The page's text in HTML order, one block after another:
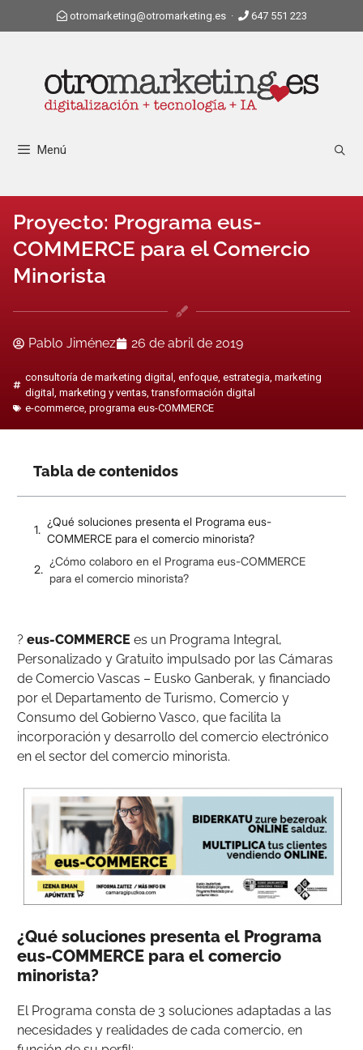
otromarketing@otromarketing.es· 647 551 223
Menú
Proyecto: Programa eus-
COMMERCE para el Comercio
Minorista
Pablo Jiménez 26 de abril de 2019
consultoría de marketing digital,enfoque,estrategia,marketing
digital,marketing y ventas,transformación digital
e-commerce,programa eus-COMMERCE
? eus-COMMERCE es un Programa Integral,
Personalizado y Gratuito impulsado por las Cámaras
de Comercio Vascas – Eusko Ganberak, y financiado
por el Departamento de Turismo, Comercio y
Consumo del Gobierno Vasco, que facilita la
incorporación y desarrollo del comercio electrónico
en el sector del comercio minorista.
¿Qué soluciones presenta el Programa
eus-COMMERCE para el comercio
minorista?
El Programa consta de 3 soluciones adaptadas a las
necesidades y realidades de cada comercio, en
Tabla de contenidos
¿Qué soluciones presenta el Programa eus-
COMMERCE para el comercio minorista?
¿Cómo colaboro en el Programa eus-COMMERCE
para el comercio minorista?